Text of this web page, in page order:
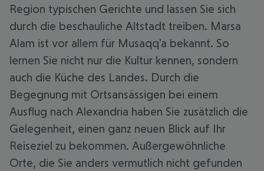
Region typischen Gerichte und lassen Sie sich
durch die beschauliche Altstadt treiben. Marsa
Alam ist vor allem für Musaqq'a bekannt. So
lernen Sie nicht nur die Kultur kennen, sondern
auch die Küche des Landes. Durch die
Begegnung mit Ortsansässigen bei einem
Ausflug nach Alexandria haben Sie zusätzlich die
Gelegenheit, einen ganz neuen Blick auf Ihr
Reiseziel zu bekommen. Außergewöhnliche
Orte, die Sie anders vermutlich nicht gefunden